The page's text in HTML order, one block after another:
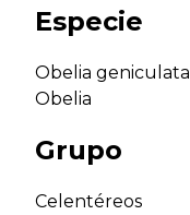
Especie
Obelia geniculata
Obelia
Grupo
Celentéreos